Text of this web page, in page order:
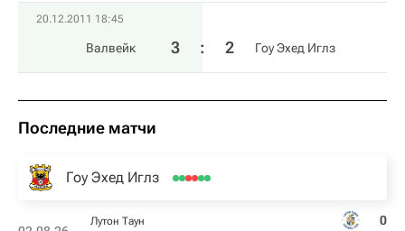
20.12.2011 18:45
Валвейк 3 : 2 Гоу Эхед Иглз
Последние матчи
Гоу Эхед Иглз
Лутон Таун 0